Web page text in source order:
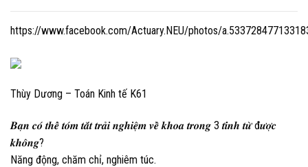
https://www.facebook.com/Actuary.NEU/photos/
Thùy Dương – Toán Kinh tế K61
𝑩𝒂̣𝒏 𝒄𝒐́ 𝒕𝒉𝒆̂̉ 𝒕𝒐́𝒎 𝒕𝒂̆́𝒕 𝒕𝒓𝒂̉𝒊 𝒏𝒈𝒉𝒊𝒆̣̂𝒎 𝒗𝒆̂̀ 𝒌𝒉𝒐𝒂 𝒕𝒓𝒐𝒏𝒈 3 𝒕𝒊́𝒏𝒉 𝒕𝒖̛̀ đ𝒖̛𝒐̛̣𝒄
𝒌𝒉𝒐̂𝒏𝒈?
Năng động, chăm chỉ, nghiêm túc.